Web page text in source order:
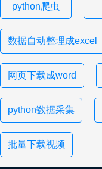
python爬虫
数据自动整理成excel
网页下载成word
python数据采集
批量下载视频